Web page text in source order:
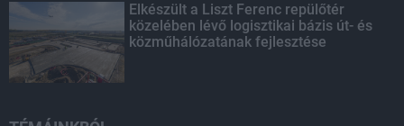
Elkészült a Liszt Ferenc repülőtér
közelében lévő logisztikai bázis út- és
közműhálózatának fejlesztése